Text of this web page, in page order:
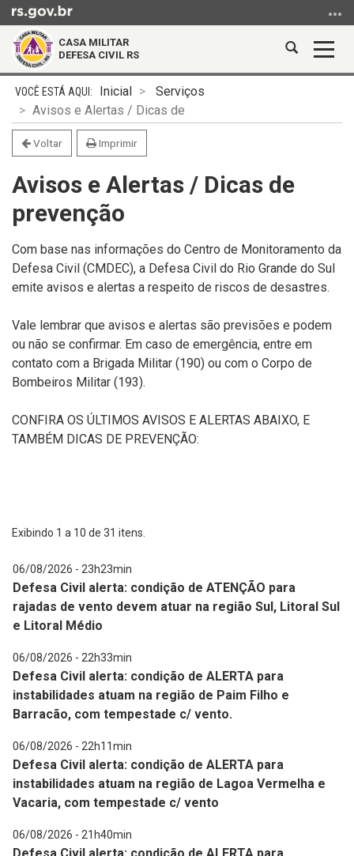
para
conteúdo
menu
para
busca
CASA MILITAR
DEFESA CIVIL RS
Abrir
Início
conteúdo
Inicial
Serviços
Avisos e Alertas / Dicas de
Voltar Imprimir
Avisos e Alertas / Dicas de
prevenção
Com base nas informações do Centro de Monitoramento da
Defesa Civil (CMDEC), a Defesa Civil do Rio Grande do Sul
emite avisos e alertas a respeito de riscos de desastres.
Vale lembrar que avisos e alertas são previsões e podem
ou não se confirmar. Em caso de emergência, entre em
contato com a Brigada Militar (190) ou com o Corpo de
Bombeiros Militar (193).
CONFIRA OS ÚLTIMOS AVISOS E ALERTAS ABAIXO, E
TAMBÉM DICAS DE PREVENÇÃO:
Exibindo 1 a 10 de 31 itens.
06/08/2026 - 23h23min
Defesa Civil alerta: condição de ATENÇÃO para
rajadas de vento devem atuar na região Sul, Litoral Sul
e Litoral Médio
06/08/2026 - 22h33min
Defesa Civil alerta: condição de ALERTA para
instabilidades atuam na região de Paim Filho e
Barracão, com tempestade c/ vento.
06/08/2026 - 22h11min
Defesa Civil alerta: condição de ALERTA para
instabilidades atuam na região de Lagoa Vermelha e
Vacaria, com tempestade c/ vento
06/08/2026 - 21h40min